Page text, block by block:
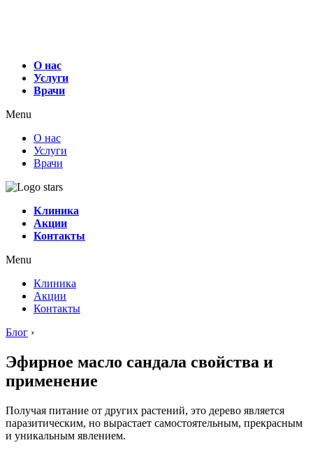
О нас
Услуги
Врачи
Menu
О нас
Услуги
Врачи
Клиника
Акции
Контакты
Menu
Клиника
Акции
Контакты
Блог ›
Эфирное масло сандала свойства и
применение
Получая питание от других растений, это дерево является
паразитическим, но вырастает самостоятельным, прекрасным
и уникальным явлением.